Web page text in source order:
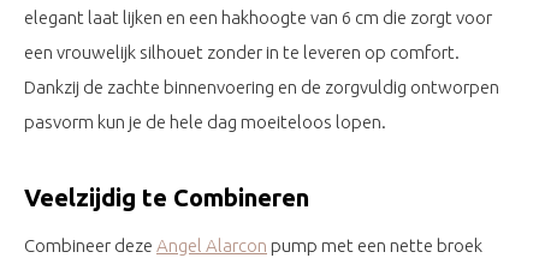
elegant laat lijken en een hakhoogte van 6 cm die zorgt voor
een vrouwelijk silhouet zonder in te leveren op comfort.
Dankzij de zachte binnenvoering en de zorgvuldig ontworpen
pasvorm kun je de hele dag moeiteloos lopen.
Veelzijdig te Combineren
Combineer deze Angel Alarcon pump met een nette broek